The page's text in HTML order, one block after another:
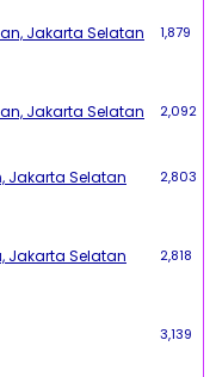
Jakarta Selatan 1,879
Jakarta Selatan 2,092
Jakarta Selatan 2,803
Jakarta Selatan 2,818
3,139